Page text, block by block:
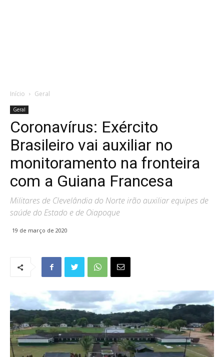
Início Geral
Geral
Coronavírus: Exército
Brasileiro vai auxiliar no
monitoramento na fronteira
com a Guiana Francesa
Militares de Clevelândia do Norte irão auxiliar equipes de
saúde do Estado e de Oiapoque
19 de março de 2020